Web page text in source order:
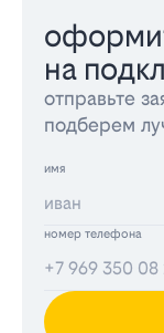
на
отправьте
подберем
имя
номер телефона